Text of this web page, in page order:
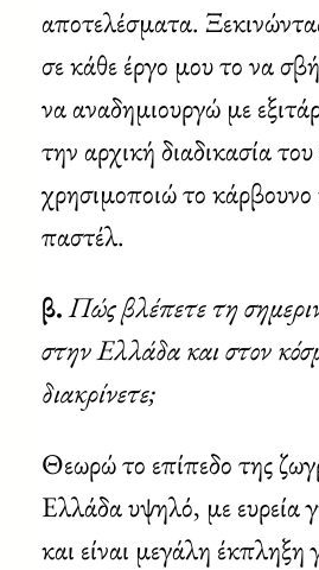
αποτελέσματα.
σε κάθε έργο μου το να
να αναδημιουργώ με
την αρχική διαδικασία
χρησιμοποιώ το κάρβουνο
παστέλ.
β.Πώς βλέπετε τη
στην Ελλάδα και στον
διακρίνετε;
Θεωρώ το επίπεδο της
Ελλάδα υψηλό, με ευρεία
και είναι μεγάλη έκπληξη